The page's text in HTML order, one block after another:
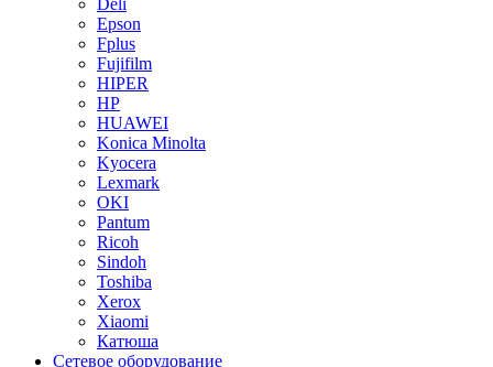
Deli
Epson
Fplus
Fujifilm
HIPER
HP
HUAWEI
Konica Minolta
Kyocera
Lexmark
OKI
Pantum
Ricoh
Sindoh
Toshiba
Xerox
Xiaomi
Катюша
Сетевое оборудование